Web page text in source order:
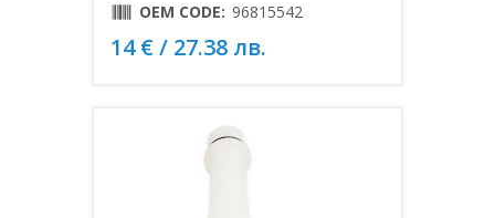
OEM CODE: 96815542
14 € / 27.38 лв.